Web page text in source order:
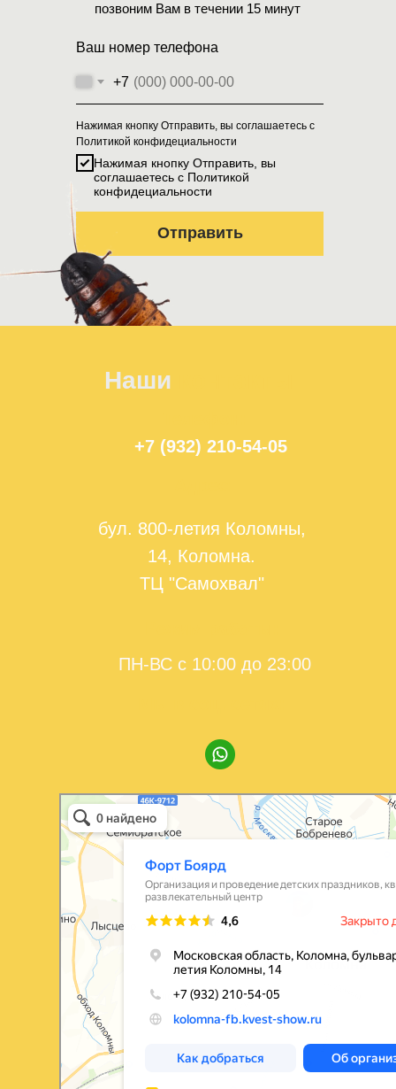
позвоним Вам в течении 15 минут
Ваш номер телефона
+7
Нажимая кнопку Отправить, вы соглашаетесь с
Политикой конфидециальности
Нажимая кнопку Отправить, вы
соглашаетесь с Политикой
конфидециальности
Отправить
Наши
+7 (932) 210-54-05
бул. 800-летия Коломны,
14, Коломна.
ТЦ "Самохвал"
ПН-ВС с 10:00 до 23:00
Форт Боярд
Квесты в Коломне
Детская площадка в Коломне